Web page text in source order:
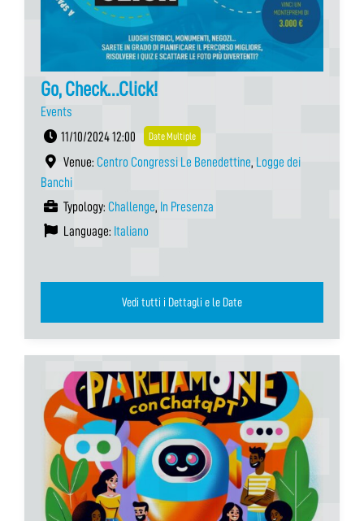
Go, Check…Click!
Events
11/10/2024 12:00
Date Multiple
Venue: Centro Congressi Le Benedettine, Logge dei
Banchi
Typology: Challenge, In Presenza
Language: Italiano
Vedi tutti i Dettagli e le Date